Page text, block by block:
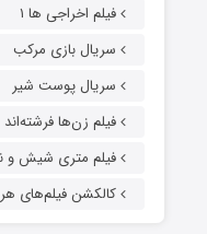
فیلم اخراجی ها ۱
سریال بازی مرکب
سریال پوست شیر
فیلم زن‌ها فرشته‌اند
فیلم متری شیش و
کالکشن فیلم‌های